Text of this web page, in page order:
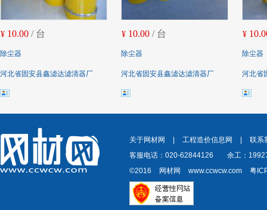
¥ 10.00 / 台
除尘器
河北省固安县鑫滤达滤清器厂
¥ 10.00 / 台
除尘器
河北省固安县鑫滤达滤清器厂
¥
除尘器
河北省
关于网材网 工程造价信息网
联系
客服电话：020-62844126
余工：
©2016
网材网 www.ccwcw.com 粤